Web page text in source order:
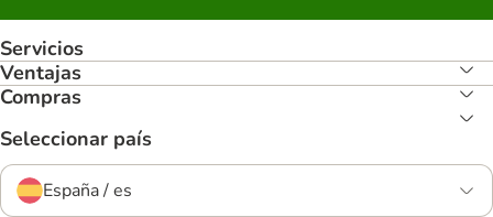
Servicios
Ventajas
Compras
Seleccionar país
España / es